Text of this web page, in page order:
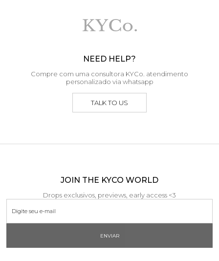
NEED HELP?
Compre com uma consultora KYCo. atendimento
personalizado via whatsapp
TALK TO US
JOIN THE KYCO WORLD
Drops exclusivos, previews, early access <3
ENVIAR